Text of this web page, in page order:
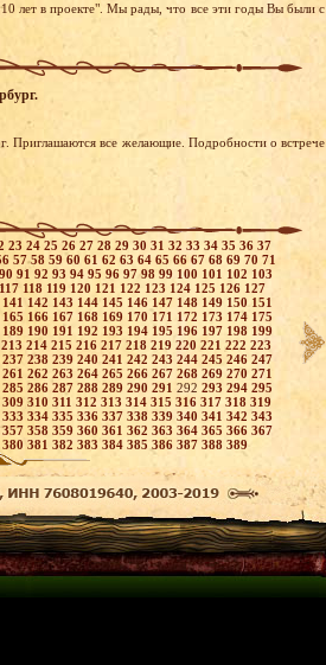
лет в проекте". Мы рады, что все эти годы Вы были с
Приглашаются все желающие. Подробности о встрече
23 24 25 26 27 28 29 30 31 32 33 34 35 36 37
5758 5960 61 62 63 64 65 66 67 68 69 70 71
90 91 92 93 94 95 96 97 98 99 100 101 102 103
117 118 119 120 121 122 123 124 125 126 127
141 142 143 144 145 146 147 148 149 150 151
165 166 167 168 169 170 171 172 173 174 175
189 190 191 192 193 194 195 196 197 198 199
213 214 215 216 217 218 219 220 221 222 223
237 238 239 240 241 242 243 244 245 246 247
261 262 263 264 265 266 267 268 269 270 271
285 286 287 288 289 290 291 292 293 294 295
309 310 311 312 313 314 315 316 317 318 319
333 334 335 336 337 338 339 340 341 342 343
357 358 359 360 361 362 363 364 365 366 367
380 381 382 383 384 385 386 387 388 389